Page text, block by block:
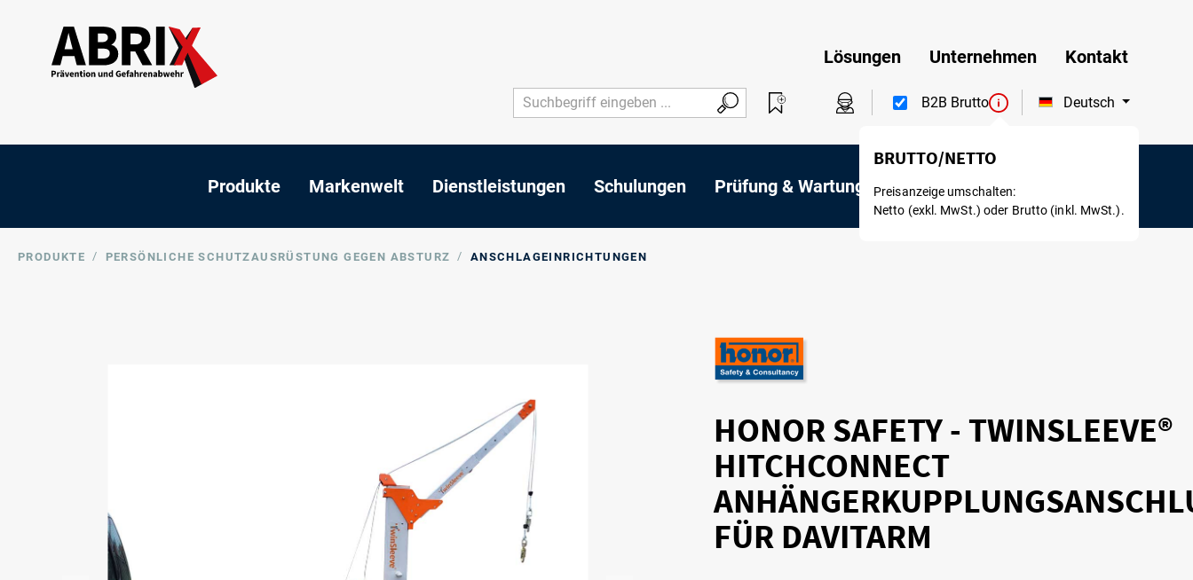
Lösungen Unternehmen Kontakt
B2B Brutto Deutsch
Produkte Markenwelt Dienstleistungen Schulungen Prüfung & Wartung Mietservice
PRODUKTE / PERSÖNLICHE SCHUTZAUSRÜSTUNG GEGEN ABSTURZ / ANSCHLAGEINRICHTUNGEN
HONOR SAFETY - TWINSLEEVE®
HITCHCONNECT
FÜR DAVITARM
BRUTTO/NETTO
Preisanzeige umschalten:
Netto (exkl. MwSt.) oder Brutto (inkl. MwSt.).